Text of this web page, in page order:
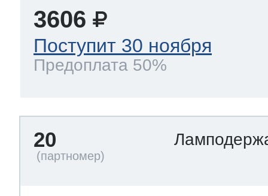
морозилок
холод.камер
3606
Поступит 30 ноября
Предоплата 50%
20